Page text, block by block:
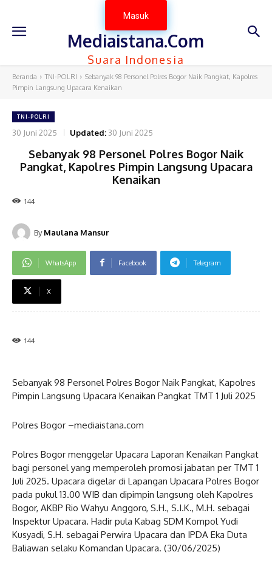
Masuk
Mediaistana.Com
Suara Indonesia
Beranda TNI-POLRI
Sebanyak 98 Personel Polres Bogor Naik Pangkat, Kapolres
Pimpin Langsung Upacara Kenaikan
TNI-POLRI
30 Juni 2025 Updated: 30 Juni 2025
Sebanyak 98 Personel Polres Bogor Naik
Pangkat, Kapolres Pimpin Langsung Upacara
Kenaikan
144
By Maulana Mansur
WhatsApp Facebook Telegram
X
144
Sebanyak 98 Personel Polres Bogor Naik Pangkat, Kapolres
Pimpin Langsung Upacara Kenaikan Pangkat TMT 1 Juli 2025
Polres Bogor –mediaistana.com
Polres Bogor menggelar Upacara Laporan Kenaikan Pangkat
bagi personel yang memperoleh promosi jabatan per TMT 1
Juli 2025. Upacara digelar di Lapangan Upacara Polres Bogor
pada pukul 13.00 WIB dan dipimpin langsung oleh Kapolres
Bogor, AKBP Rio Wahyu Anggoro, S.H., S.I.K., M.H. sebagai
Inspektur Upacara. Hadir pula Kabag SDM Kompol Yudi
Kusyadi, S.H. sebagai Perwira Upacara dan IPDA Eka Duta
Baliawan selaku Komandan Upacara. (30/06/2025)